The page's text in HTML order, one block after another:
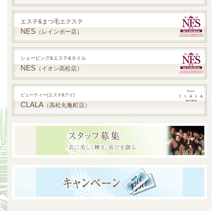
エステ&まつ毛エクステ
NES （レインボー店）
シェービング&エステ&ネイル
NES （イオン高松店）
ビューティー(エステ&アイ)
CLALA （高松丸亀町店）